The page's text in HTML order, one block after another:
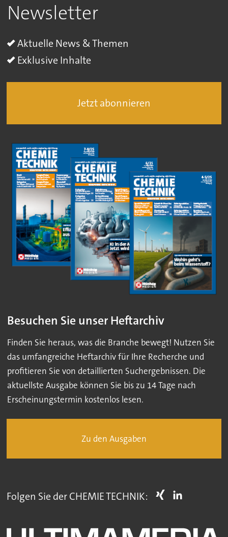
Newsletter
Aktuelle News & Themen
Exklusive Inhalte
Jetzt abonnieren
Besuchen Sie unser Heftarchiv
Finden Sie heraus, was die Branche bewegt! Nutzen Sie
das umfangreiche Heftarchiv für Ihre Recherche und
profitieren Sie von detaillierten Suchergebnissen. Die
aktuellste Ausgabe können Sie bis zu 14 Tage nach
Erscheinungstermin kostenlos lesen.
Zu den Ausgaben
Folgen Sie der CHEMIE TECHNIK: